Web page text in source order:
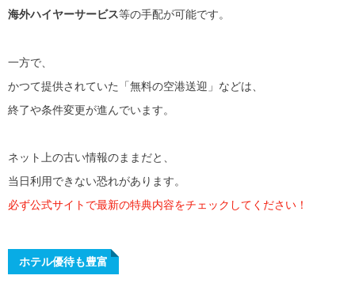
海外ハイヤーサービス等の手配が可能です。
一方で、
かつて提供されていた「無料の空港送迎」などは、
終了や条件変更が進んでいます。
ネット上の古い情報のままだと、
当日利用できない恐れがあります。
必ず公式サイトで最新の特典内容をチェックしてください！
ホテル優待も豊富